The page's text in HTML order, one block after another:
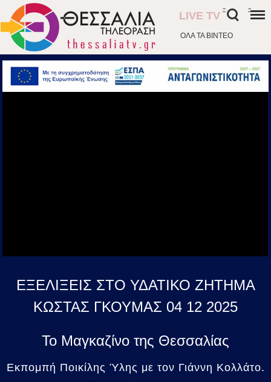
ΟΛΑ ΤΑ ΒΙΝΤΕΟ
LIVE TV
- -
ΕΞΕΛΙΞΕΙΣ ΣΤΟ ΥΔΑΤΙΚΟ ΖΗΤΗΜΑ
ΚΩΣΤΑΣ ΓΚΟΥΜΑΣ 04 12 2025
Το Μαγκαζίνο της Θεσσαλίας
Εκπομπή Ποικίλης Ύλης με τον Γιάννη Κολλάτο.